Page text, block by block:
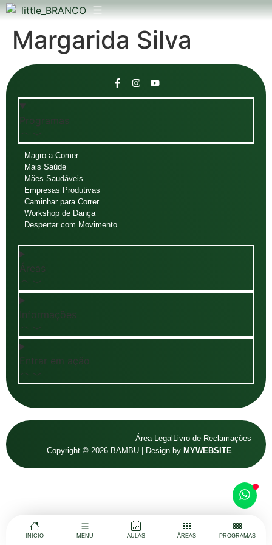
INICIO MENU AULAS ÁREAS PROGRAMAS
Margarida Silva
Programas
Magro a Comer
Mais Saúde
Mães Saudáveis
Empresas Produtivas
Caminhar para Correr
Workshop de Dança
Despertar com Movimento
Áreas
Informações
Entrar em ação
Copyright © 2026 BAMBU | Design by MYWEBSITE
Livro de Reclamações
Área Legal